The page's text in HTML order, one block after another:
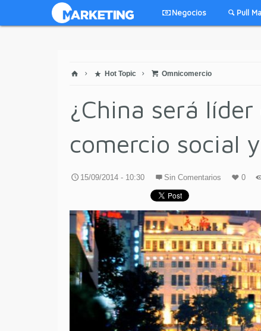
Negocios Pull
Hot Topic Omnicomercio
¿China será
comercio social
15/09/2014 - 10:30 Sin Comentarios 0